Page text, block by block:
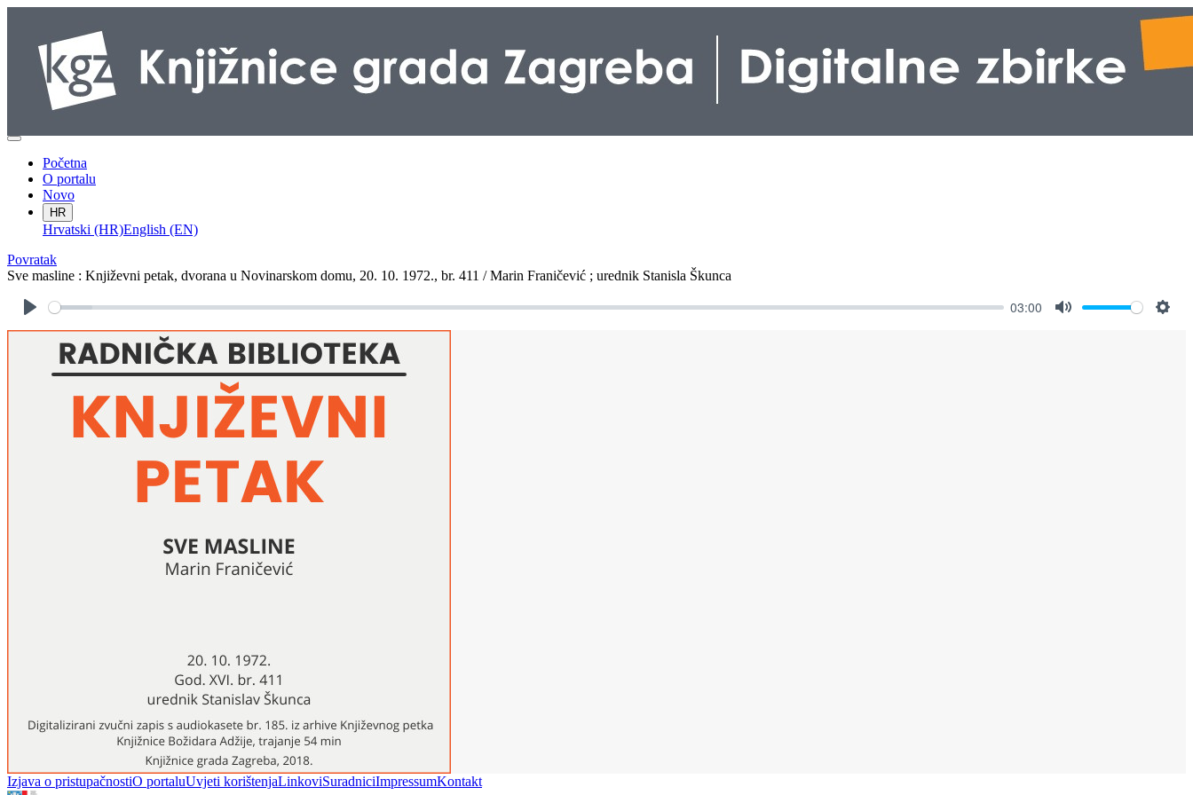
Početna
O portalu
Novo
HR
Hrvatski (HR)English (EN)
Povratak
Sve masline : Književni petak, dvorana u Novinarskom domu, 20. 10. 1972., br. 411 / Marin Franičević ; urednik Stanisla Škunca
03:00
Izjava o pristupačnostiO portaluUvjeti korištenjaLinkoviSuradniciImpressumKontakt